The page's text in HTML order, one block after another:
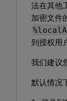
法在其他
加密文件
到授权用
我们建议
默认情况